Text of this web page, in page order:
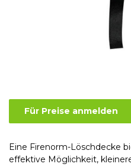
Für Preise anmelden
Eine Firenorm-Löschdecke
effektive Möglichkeit,